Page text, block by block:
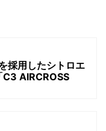
採用したシトロエ
C3 AIRCROSS